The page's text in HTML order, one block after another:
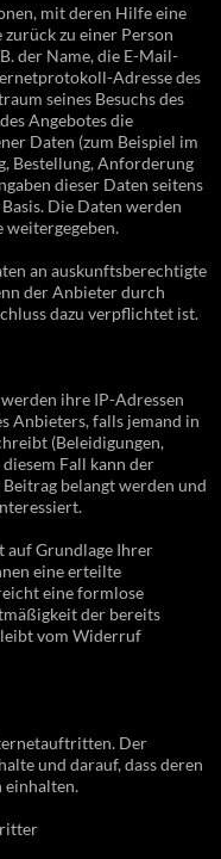
mit deren Hilfe eine
zu einer Person
der Name, die E-Mail-
Adresse des
seines Besuchs des
Angebotes die
Daten (zum Beispiel im
Bestellung, Anforderung
dieser Daten seitens
Die Daten werden
an auskunftsberechtigte
der Anbieter durch
dazu verpflichtet ist.
ihre IP-Adressen
Anbieters, falls jemand in
(Beleidigungen,
Fall kann der
belangt werden und
auf Grundlage Ihrer
eine erteilte
eine formlose
der bereits
vom Widerruf
Der
und darauf, dass deren
einhalten.